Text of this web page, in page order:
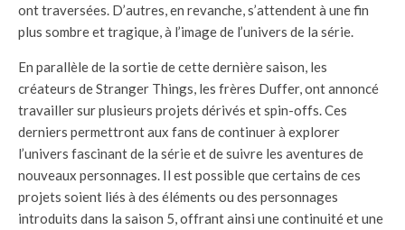
ont traversées. D’autres, en revanche, s’attendent à une fin
plus sombre et tragique, à l’image de l’univers de la série.
En parallèle de la sortie de cette dernière saison, les
créateurs de Stranger Things, les frères Duffer, ont annoncé
travailler sur plusieurs projets dérivés et spin-offs. Ces
derniers permettront aux fans de continuer à explorer
l’univers fascinant de la série et de suivre les aventures de
nouveaux personnages. Il est possible que certains de ces
projets soient liés à des éléments ou des personnages
introduits dans la saison 5, offrant ainsi une continuité et une